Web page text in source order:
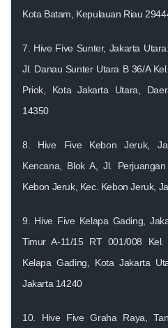
Kota Batam, Kepulauan Riau
7. Hive Five Sunter, Jakarta
Jl. Danau Sunter Utara B 36/A
Priok, Kota Jakarta Utara,
14350
8. Hive Five Kebon Jeruk,
Kencana, Blok A, Jl.
Kebon Jeruk, Kec. Kebon Jeruk,
9. Hive Five Kelapa Gading,
Timur A-11/15 RT 001/008 Kel.
Kelapa Gading, Kota Jakarta
Jakarta 14240
10. Hive Five Graha Raya,